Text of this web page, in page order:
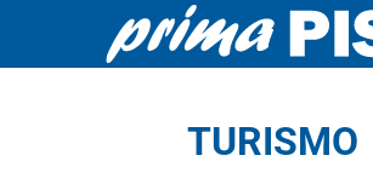
TURISMO